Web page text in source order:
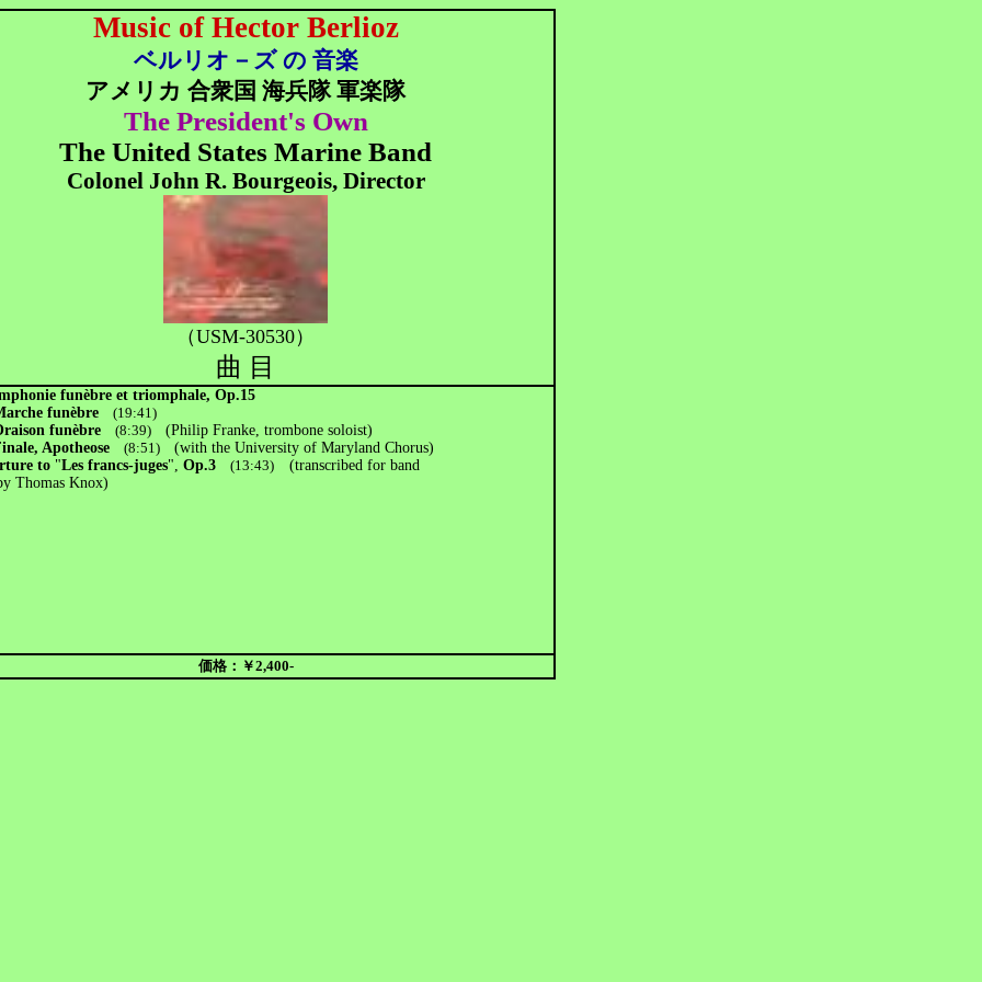
Music of Hector Berlioz
ベルリオ－ズ の 音楽
アメリカ 合衆国 海兵隊 軍楽隊
The President's Own
The United States Marine Band
Colonel John R. Bourgeois, Director
（USM-30530）
曲 目
funèbre et triomphale, Op.15
funèbre (19:41)
funèbre (8:39)(Philip Franke, trombone soloist)
Apotheose (8:51)(with the University of Maryland Chorus)
to "Les francs-juges", Op.3 (13:43) (transcribed for band
Knox)
価格：￥2,400-